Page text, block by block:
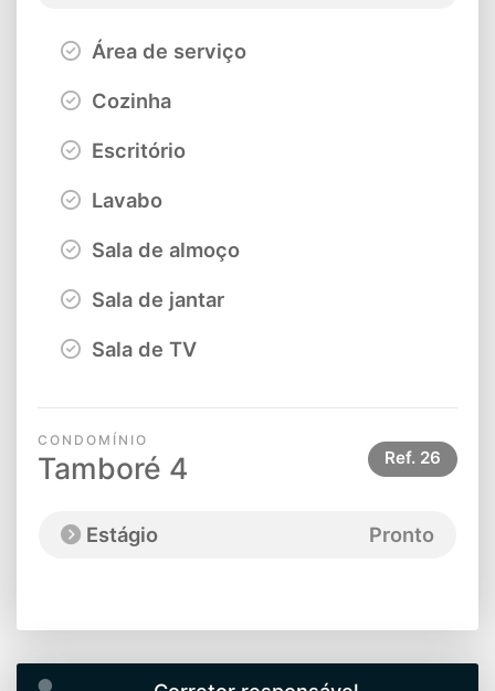
Área de serviço
Cozinha
Escritório
Lavabo
Sala de almoço
Sala de jantar
Sala de TV
CONDOMÍNIO
Tamboré 4 Ref. 26
Estágio Pronto